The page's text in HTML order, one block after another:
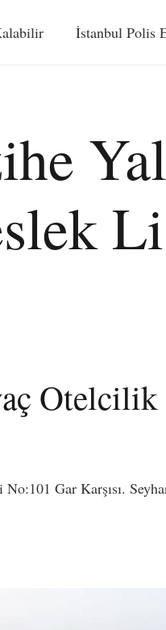
İstanbul Polis
Gar Karşısı.